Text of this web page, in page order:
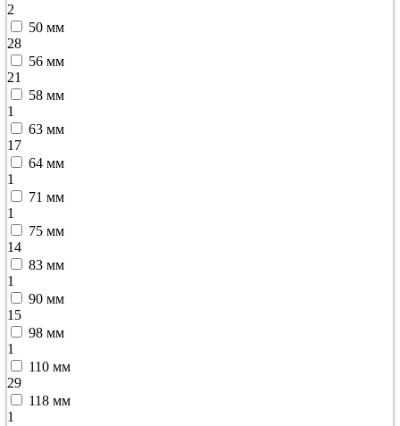
2
50 мм
28
56 мм
21
58 мм
1
63 мм
17
64 мм
1
71 мм
1
75 мм
14
83 мм
1
90 мм
15
98 мм
1
110 мм
29
118 мм
1